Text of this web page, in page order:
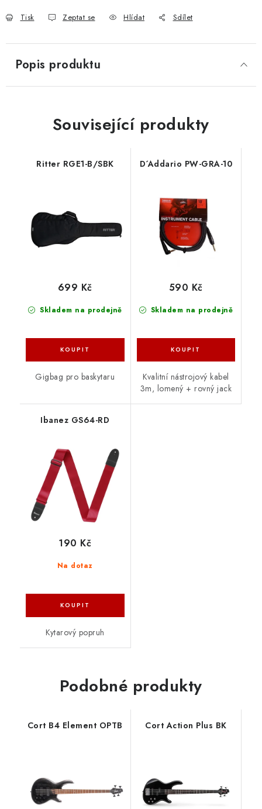
Tisk Zeptat se Hlídat Sdílet
Popis produktu
Související produkty
Ritter RGE1-B/SBK
Skladem na prodejně
699 Kč
Gigbag pro baskytaru
D´Addario PW-GRA-10
Skladem na prodejně
590 Kč
Kvalitní nástrojový kabel
3m, lomený + rovný jack
Ibanez GS64-RD
Na dotaz
190 Kč
Kytarový popruh
Podobné produkty
Cort B4 Element OPTB Cort Action Plus BK